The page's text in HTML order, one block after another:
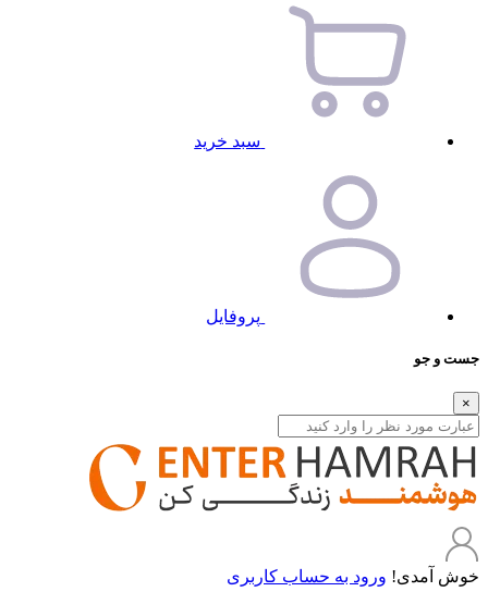
سبد خرید
پروفایل
جست و جو
×
خوش آمدی! ورود به حساب کاربری